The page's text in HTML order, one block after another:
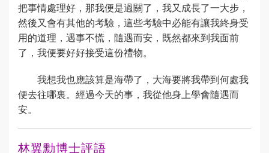
把事情處理好，那我便是過關了，我又成長了一大步，
然後又會有其他的考驗，這些考驗中必能有讓我終身受
用的道理，遇事不慌，隨遇而安，既然都來到我面前
了，我便要好好接受這份禮物。
我想我也應該算是海帶了，大海要將我帶到何處我
便去往哪裏。經過今天的事，我從他身上學會隨遇而
安。
林翼勳博士評語